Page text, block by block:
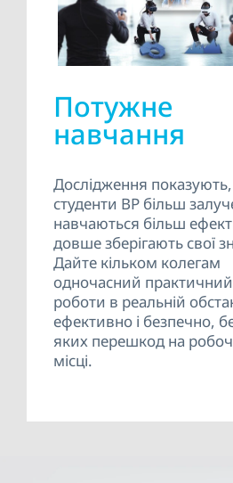
Потужне
навчання
Дослідження
студенти ВР більш
навчаються більш
довше зберігають свої
Дайте кільком колегам
одночасний практичний
роботи в реальній
ефективно і безпечно,
яких перешкод на
місці.